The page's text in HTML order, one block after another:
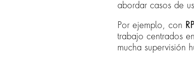
abordar casos de
Por ejemplo, con
trabajo centrados
mucha supervisión